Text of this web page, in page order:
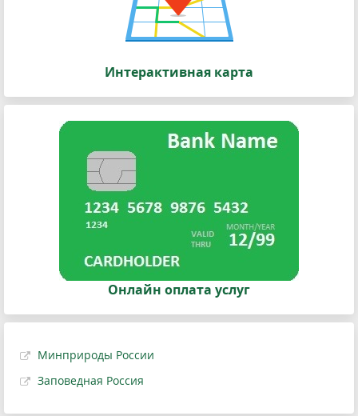
Интерактивная карта
Онлайн оплата услуг
Минприроды России
Заповедная Россия